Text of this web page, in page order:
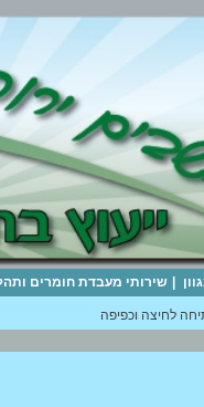
שירותי מעבדת חומרים
לחיצה וכפיפה